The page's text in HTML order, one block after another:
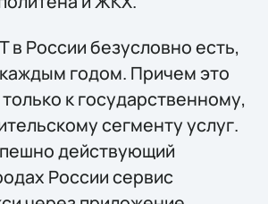
в России безусловно есть,
годом. Причем это
к государственному,
сегменту услуг.
действующий
России сервис